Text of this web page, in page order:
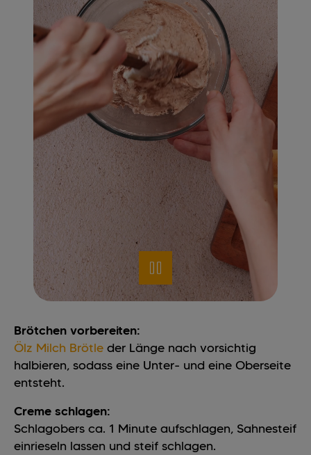
Brötchen vorbereiten:
Ölz Milch Brötle der Länge nach vorsichtig
halbieren, sodass eine Unter- und eine Oberseite
entsteht.
Creme schlagen:
Schlagobers ca. 1 Minute aufschlagen, Sahnesteif
einrieseln lassen und steif schlagen.